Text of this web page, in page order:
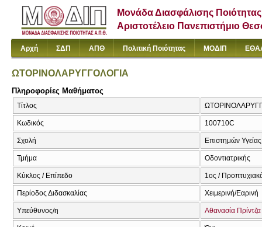
Μονάδα Διασφάλισης Ποιότητας
Αριστοτέλειο Πανεπιστήμιο
Αρχή ΣΔΠ ΑΠΘ Πολιτική Ποιότητας ΜΟΔΙΠ
ΩΤΟΡΙΝΟΛΑΡΥΓΓΟΛΟΓΙΑ
Πληροφορίες Μαθήματος
Τίτλος
Κωδικός 100710C
Σχολή Επιστημών Υγείας
Τμήμα Οδοντιατρικής
Κύκλος / Επίπεδο 1ος /
Περίοδος Διδασκαλίας Χειμερινή/Εαρινή
Υπεύθυνος/η Αθανασία Πρίντζα